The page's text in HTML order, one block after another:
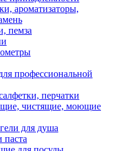
ароматизаторы,
пемза
профессиональной
перчатки
чистящие, моющие
для душа